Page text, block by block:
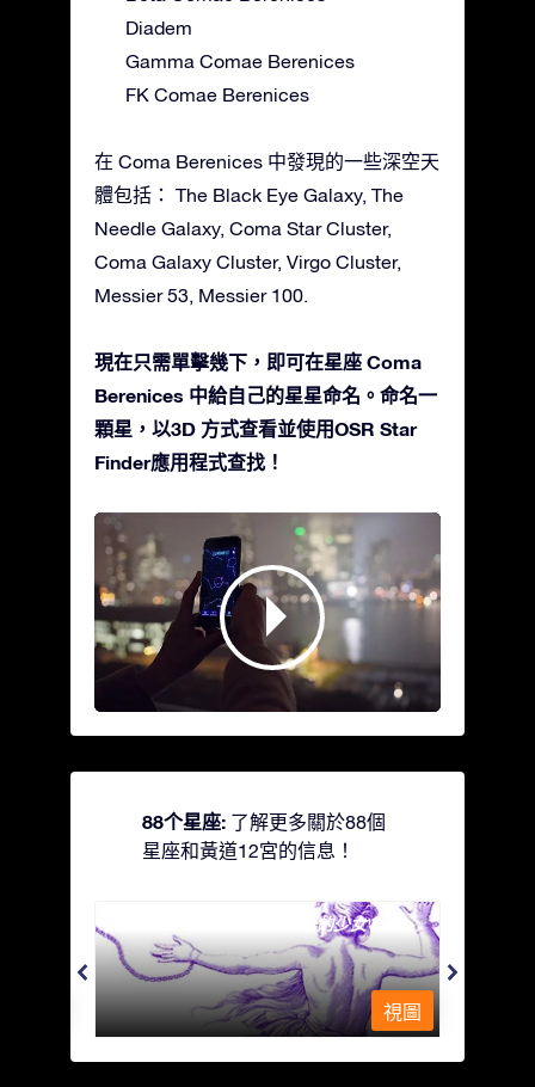
Diadem
Gamma Comae Berenices
FK Comae Berenices
在 Coma Berenices 中發現的一些深空天
體包括： The Black Eye Galaxy, The
Needle Galaxy, Coma Star Cluster,
Coma Galaxy Cluster, Virgo Cluster,
Messier 53, Messier 100.
現在只需單擊幾下，即可在星座 Coma
Berenices 中給自己的星星命名。命名一
顆星，以3D 方式查看並使用OSR Star
Finder應用程式查找！
88个星座: 了解更多關於88個
星座和黃道12宮的信息！
Andromeda - 被鐵鍊鎖著的少女
視圖